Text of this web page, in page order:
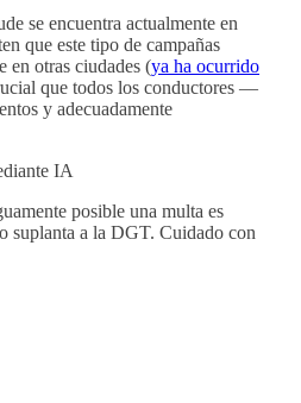
se encuentra actualmente en
que este tipo de campañas
en otras ciudades (ya ha ocurrido
que todos los conductores —
y adecuadamente
IA
posible una multa es
suplanta a la DGT. Cuidado con